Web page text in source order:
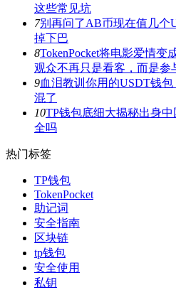
这些常见坑
7别再问了AB币现在值几个
掉下巴
8TokenPocket将电影爱情
观众不再只是看客，而是参
9血泪教训你用的USDT钱
混了
10TP钱包底细大揭秘出身
全吗
热门标签
TP钱包
TokenPocket
助记词
安全指南
区块链
tp钱包
安全使用
私钥